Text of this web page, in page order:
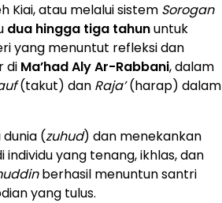
Kiai, atau melalui sistem Sorogan
dua hingga tiga tahununtuk
yang menuntut refleksi dan
di Ma’had Aly Ar-Rabbani, dalam
(takut) dan Raja’(harap) dalam
(zuhud) dan menekankan
yang tenang, ikhlas, dan
berhasil menuntun santri
yang tulus.